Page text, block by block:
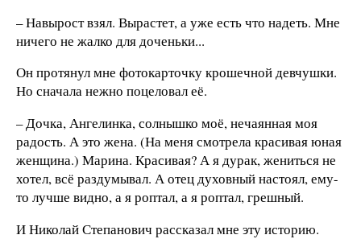
– Навырост взял. Вырастет, а уже есть что надеть. Мне
ничего не жалко для доченьки...
Он протянул мне фотокарточку крошечной девчушки.
Но сначала нежно поцеловал её.
– Дочка, Ангелинка, солнышко моё, нечаянная моя
радость. А это жена. (На меня смотрела красивая юная
женщина.) Марина. Красивая? А я дурак, жениться не
хотел, всё раздумывал. А отец духовный настоял, ему-
то лучше видно, а я роптал, а я роптал, грешный.
И Николай Степанович рассказал мне эту историю.